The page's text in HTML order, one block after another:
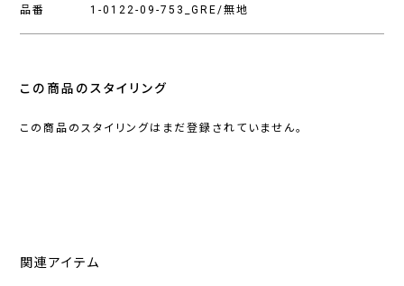
品番 1-0122-09-753_GRE/無地
この商品のスタイリング
この商品のスタイリングはまだ登録されていません。
関連アイテム